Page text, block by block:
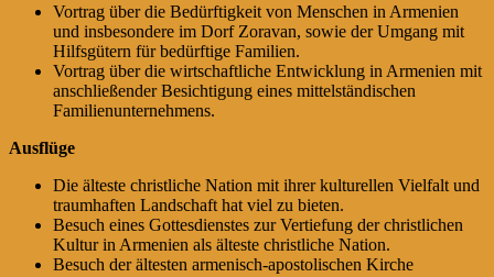
Vortrag über die Bedürftigkeit von Menschen in Armenien
und insbesondere im Dorf Zoravan, sowie der Umgang mit
Hilfsgütern für bedürftige Familien.
Vortrag über die wirtschaftliche Entwicklung in Armenien mit
anschließender Besichtigung eines mittelständischen
Familienunternehmens.
Ausflüge
Die älteste christliche Nation mit ihrer kulturellen Vielfalt und
traumhaften Landschaft hat viel zu bieten.
Besuch eines Gottesdienstes zur Vertiefung der christlichen
Kultur in Armenien als älteste christliche Nation.
Besuch der ältesten armenisch-apostolischen Kirche